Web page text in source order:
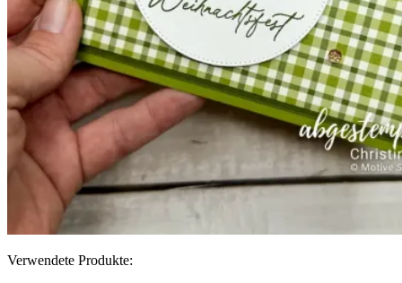
Verwendete Produkte: